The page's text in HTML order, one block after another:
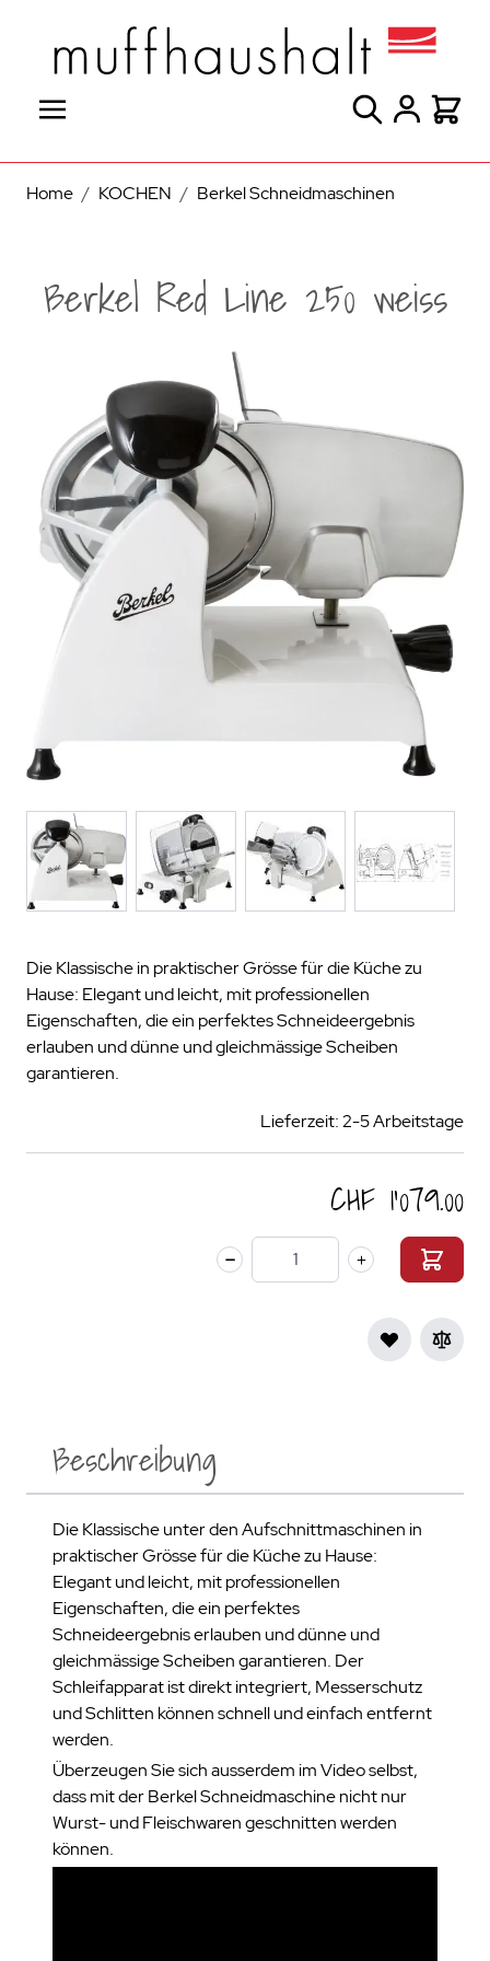
Suche
Home / KOCHEN / Berkel Schneidmaschinen
Berkel Red Line 250 weiss
Die Klassische in praktischer Grösse für die Küche zu
Hause: Elegant und leicht, mit professionellen
Eigenschaften, die ein perfektes Schneideergebnis
erlauben und dünne und gleichmässige Scheiben
garantieren.
Lieferzeit: 2-5 Arbeitstage
CHF 1’079.00
Menge
Beschreibung
Die Klassische unter den Aufschnittmaschinen in
praktischer Grösse für die Küche zu Hause:
Elegant und leicht, mit professionellen
Eigenschaften, die ein perfektes
Schneideergebnis erlauben und dünne und
gleichmässige Scheiben garantieren. Der
Schleifapparat ist direkt integriert, Messerschutz
und Schlitten können schnell und einfach entfernt
werden.
Überzeugen Sie sich ausserdem im Video selbst,
dass mit der Berkel Schneidmaschine nicht nur
Wurst- und Fleischwaren geschnitten werden
können.